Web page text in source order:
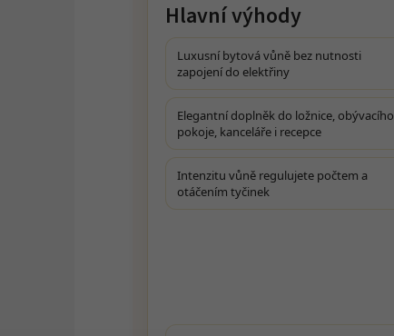
Hlavní výhody
Luxusní bytová vůně bez nutnosti
zapojení do elektřiny
Elegantní doplněk do ložnice, obývacího
pokoje, kanceláře i recepce
Intenzitu vůně regulujete počtem a
otáčením tyčinek